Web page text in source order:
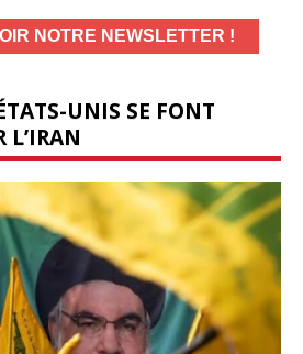
UNIS SE FONT
L’IRAN